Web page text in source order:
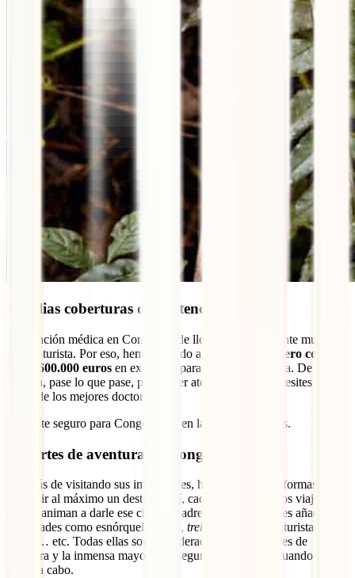
Amplias coberturas de asistencia médica
La atención médica en Congo puede llegar a ser realmente muy cara
para el turista. Por eso, hemos dotado a tu
IATI Mochilero con
hasta 600.000 euros en exclusiva para asistencia médica. De esta
manera, pase lo que pase, podrás ser atendido como necesites y de la
mano de los mejores doctores.
Con este seguro para Congo, estás en las mejores manos.
Deportes de aventura en Congo
Además de visitando sus imperdibles, hay muchas más formas de
exprimir al máximo un destino. Así, cada vez son más los viajeros
que se animan a darle ese chute de adrenalina a sus viajes añadiendo
actividades como esnórquel, buceo, trekking
, rutas cicloturistas,
kayak… etc. Todas ellas son consideradas como deportes de
aventura y la inmensa mayoría de seguros no te cubre cuando las
llevas a cabo.